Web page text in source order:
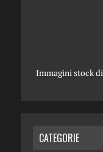
Immagini stock di
CATEGORIE